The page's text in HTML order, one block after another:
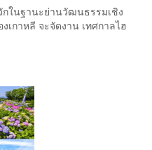
ในฐานะย่านวัฒนธรรมเชิง
กาหลี จะจัดงาน เทศกาลไฮ